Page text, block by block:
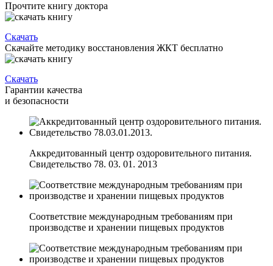
Прочтите книгу доктора
Скачать
Скачайте методику восстановления ЖКТ бесплатно
Скачать
Гарантии качества
и безопасности
Аккредитованный центр оздоровительного питания.
Свидетельство 78. 03. 01. 2013
Соответствие международным требованиям при
производстве и хранении пищевых продуктов